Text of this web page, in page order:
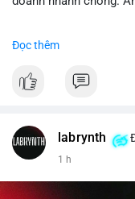
✅ Phản hồi trong 24 giờ
✅ Email:
Đọc thêm
labrynth
1 h